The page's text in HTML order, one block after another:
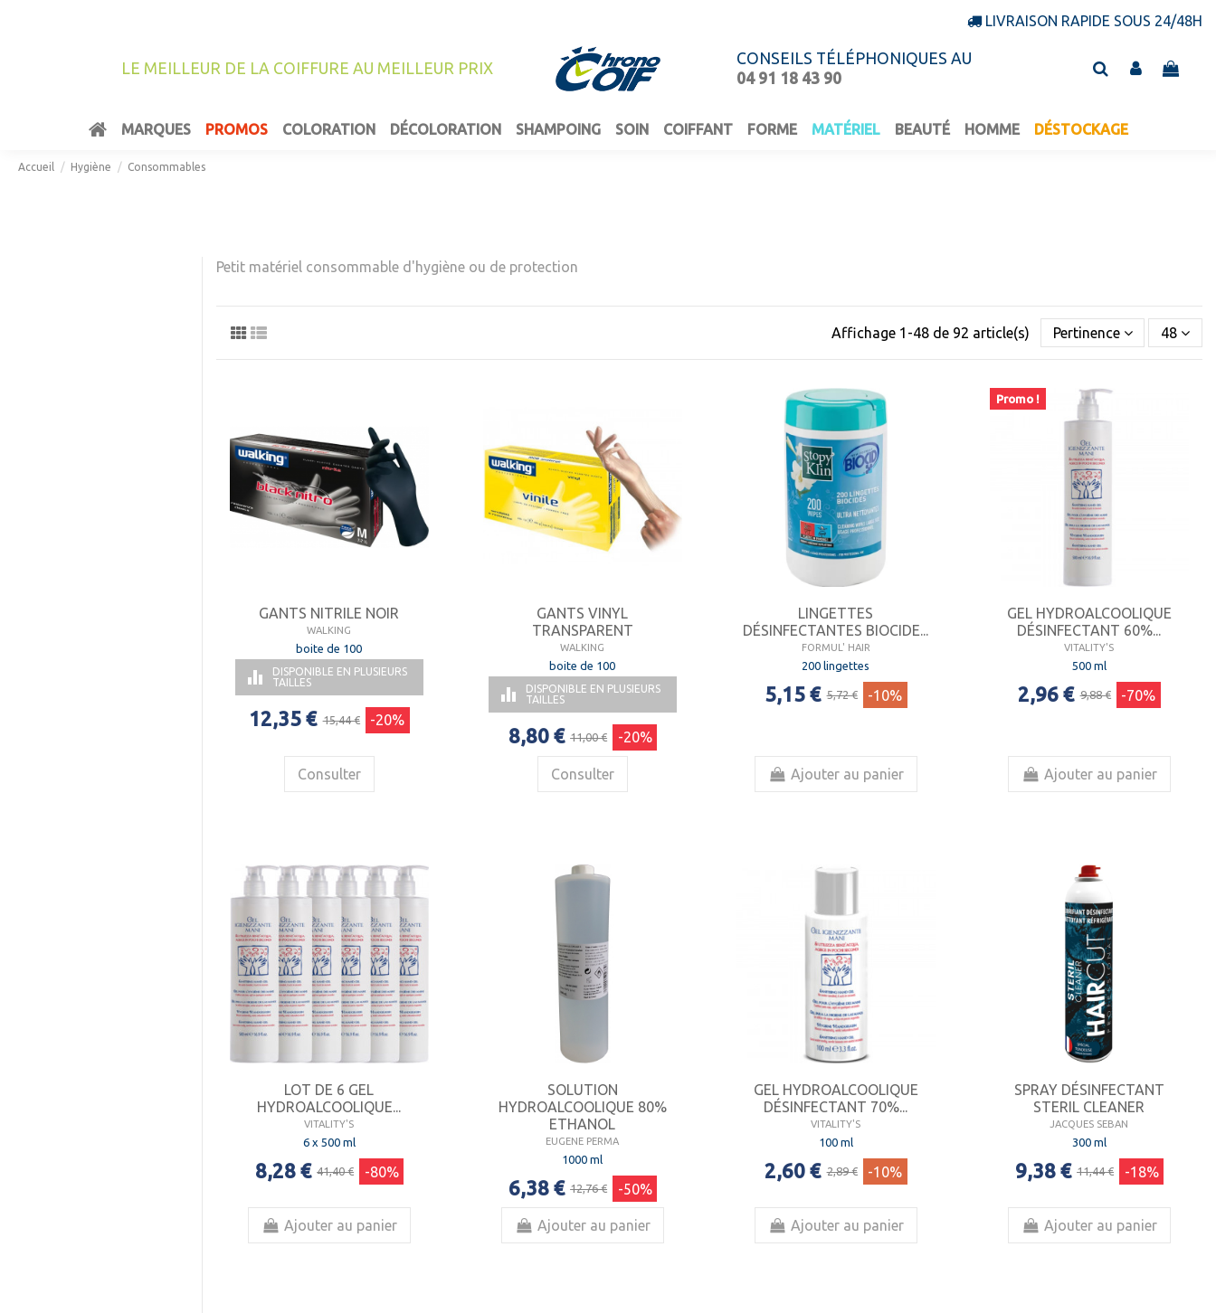
LIVRAISON RAPIDE SOUS 24/48H
LE MEILLEUR DE LA COIFFURE AU MEILLEUR PRIX
CONSEILS TÉLÉPHONIQUES AU
04 91 18 43 90
MARQUES PROMOS COLORATION DÉCOLORATION SHAMPOING SOIN COIFFANT FORME MATÉRIEL BEAUTÉ HOMME DÉSTOCKAGE
Accueil Hygiène Consommables
Petit matériel consommable d'hygiène ou de protection
Affichage 1-48 de 92 article(s) Pertinence 48
GANTS NITRILE NOIR
WALKING
boite de 100

DISPONIBLE EN PLUSIEURS
TAILLES
12,35 € 15,44 € -20%
Consulter
GANTS VINYL
TRANSPARENT
WALKING
boite de 100

DISPONIBLE EN PLUSIEURS
TAILLES
8,80 € 11,00 € -20%
Consulter
LINGETTES
DÉSINFECTANTES BIOCIDE...
FORMUL' HAIR
200 lingettes
5,15 € 5,72 € -10%
Ajouter au panier
Promo !
GEL HYDROALCOOLIQUE
DÉSINFECTANT 60%...
VITALITY'S
500 ml
2,96 € 9,88 € -70%
Ajouter au panier
LOT DE 6 GEL
HYDROALCOOLIQUE...
VITALITY'S
6 x 500 ml
8,28 € 41,40 € -80%
Ajouter au panier
SOLUTION
HYDROALCOOLIQUE 80%
ETHANOL
EUGENE PERMA
1000 ml
6,38 € 12,76 € -50%
Ajouter au panier
GEL HYDROALCOOLIQUE
DÉSINFECTANT 70%...
VITALITY'S
100 ml
2,60 € 2,89 € -10%
Ajouter au panier
SPRAY DÉSINFECTANT
STERIL CLEANER
JACQUES SEBAN
300 ml
9,38 € 11,44 € -18%
Ajouter au panier